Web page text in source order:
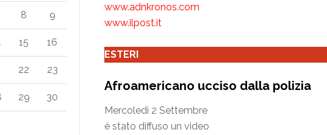
www.adnkronos.com
www.ilpost.it
ESTERI
Afroamericano ucciso dalla polizia
Mercoledì 2 Settembre
è stato diffuso un video
8 9
15 16
22 23
29 30